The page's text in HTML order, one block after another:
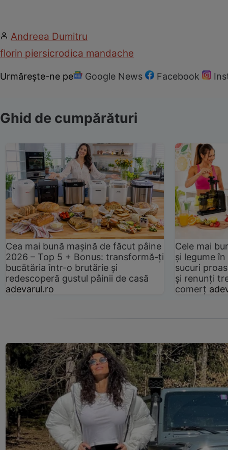
Andreea Dumitru
florin piersicrodica mandache
Urmărește-ne pe Google News Facebook
Ghid de cumpărături
Cea mai bună mașină de făcut pâine
2026 – Top 5 + Bonus: transformă-ți
bucătăria într-o brutărie și
redescoperă gustul pâinii de casă
adevarul.ro
Cele mai
și legume
sucuri
și renunți
comerț